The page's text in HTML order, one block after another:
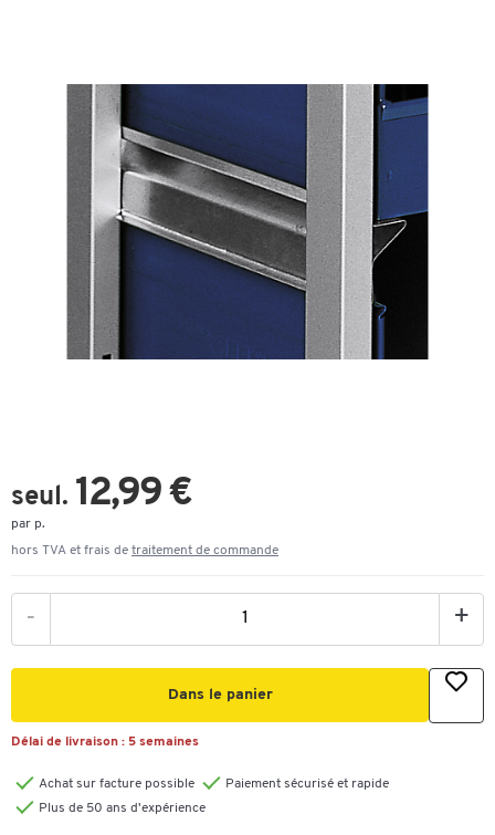
seul. 12,99 €
par p.
hors TVA et frais de traitement de commande
- +
Dans le panier
Délai de livraison : 5 semaines
Achat sur facture possible
Paiement sécurisé et rapide
Plus de 50 ans d'expérience